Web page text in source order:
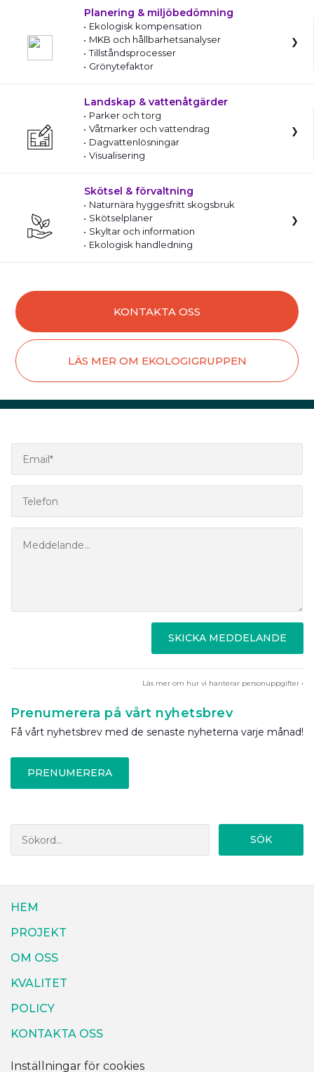
Planering & miljöbedömning
Ekologisk kompensation
MKB och hållbarhetsanalyser
Tillståndsprocesser
Grönytefaktor
Landskap & vattenåtgärder
Parker och torg
Våtmarker och vattendrag
Dagvattenlösningar
Visualisering
Skötsel & förvaltning
Naturnära hyggesfritt skogsbruk
Skötselplaner
Skyltar och information
Ekologisk handledning
KONTAKTA OSS
LÄS MER OM EKOLOGIGRUPPEN
SKICKA MEDDELANDE
Läs mer om hur vi hanterar personuppgifter ›
Prenumerera på vårt nyhetsbrev
Få vårt nyhetsbrev med de senaste nyheterna varje månad!
PRENUMERERA
SÖK
HEM
PROJEKT
OM OSS
KVALITET
POLICY
KONTAKTA OSS
Inställningar för cookies